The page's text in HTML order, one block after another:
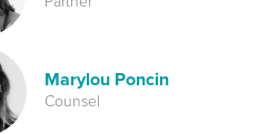
Marylou Poncin
Counsel